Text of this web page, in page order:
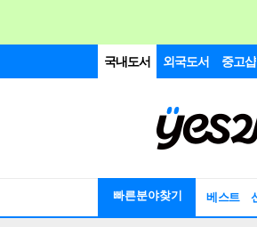
국내도서 외국도서 중고샵
빠른분야찾기 베스트